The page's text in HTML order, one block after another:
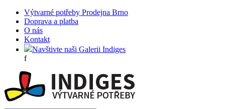
Výtvarné potřeby Prodejna Brno
Doprava a platba
O nás
Kontakt
Navštivte naši Galerii Indiges
f